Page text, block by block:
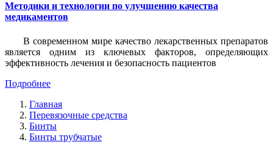
Методики и технологии по улучшению качества
медикаментов
В современном мире качество лекарственных препаратов
является одним из ключевых факторов, определяющих
эффективность лечения и безопасность пациентов
Подробнее
Главная
Перевязочные средства
Бинты
Бинты трубчатые